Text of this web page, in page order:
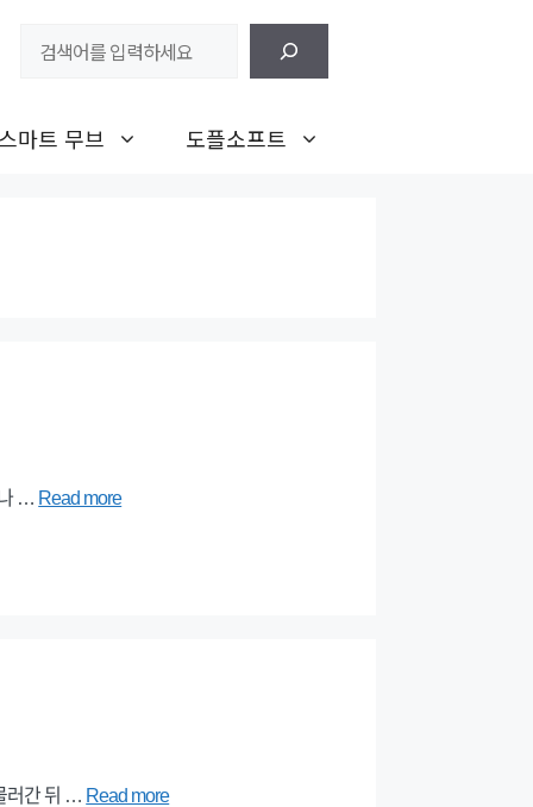
스마트 무브 도플소프트
… Read more
러간 뒤 … Read more